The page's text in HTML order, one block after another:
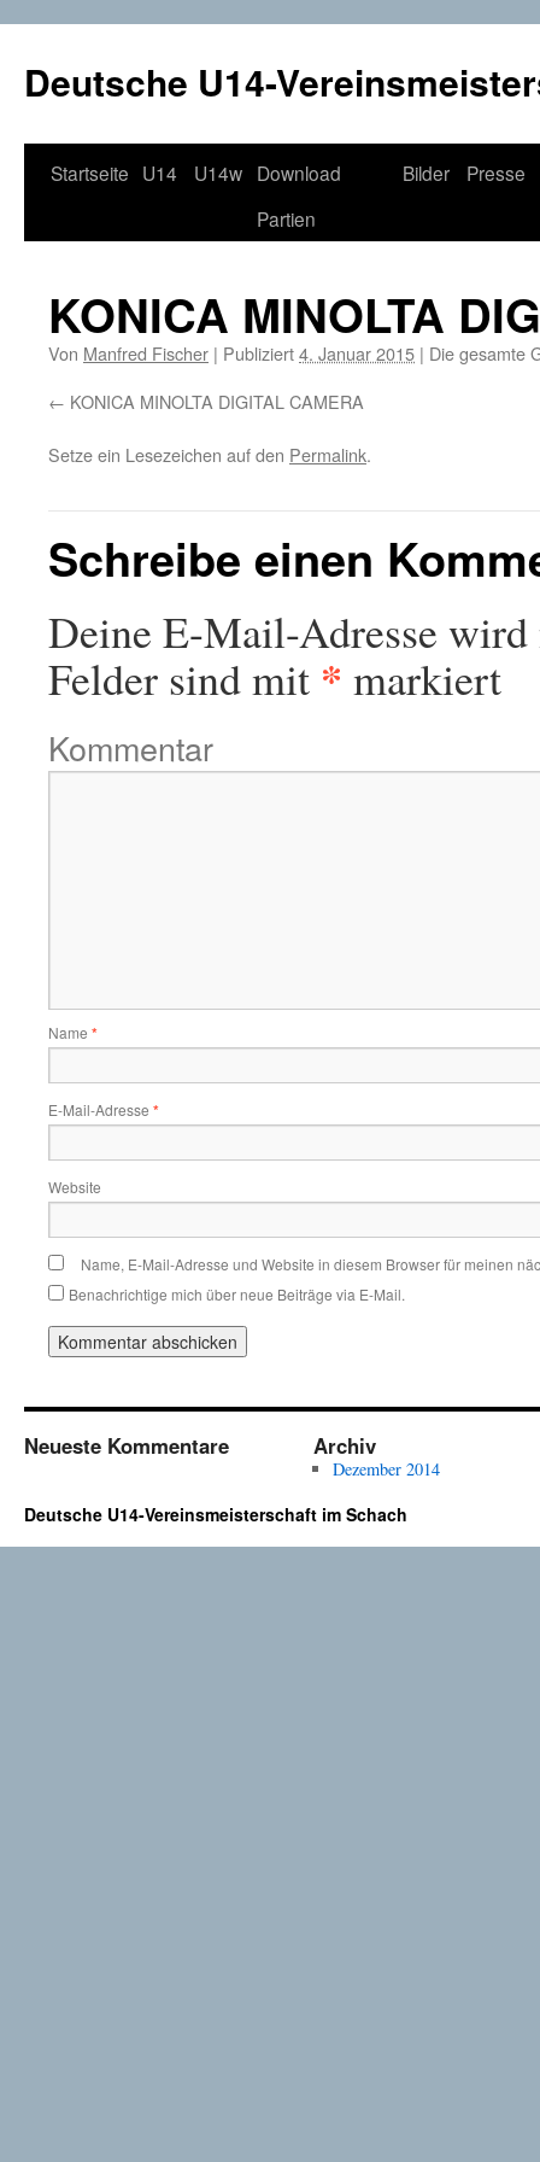
Deutsche U14-
Zum
Startseite U14 U14w Download
Partien
Bilder Presse
KONICA MINOLTA
Von Manfred Fischer | Publiziert4. Januar 2015 | Die gesamte
KONICA MINOLTA DIGITAL CAMERA
Setze ein Lesezeichen auf den Permalink.
Schreibe einen
Deine E-Mail-Adresse
Felder sind mit * markiert
Kommentar
Name *
E-Mail-Adresse *
Website
Name, E-Mail-Adresse und Website in diesem Browser für meinen
Benachrichtige mich über neue Beiträge via E-Mail.
Neueste Kommentare Archiv
Dezember 2014
Deutsche U14-Vereinsmeisterschaft im Schach